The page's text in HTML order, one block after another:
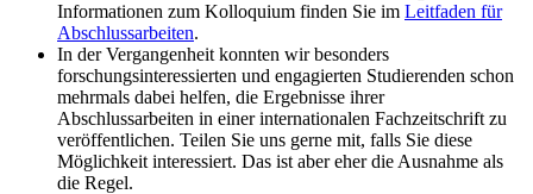
Informationen zum Kolloquium finden Sie im Leitfaden für
Abschlussarbeiten.
In der Vergangenheit konnten wir besonders
forschungsinteressierten und engagierten Studierenden schon
mehrmals dabei helfen, die Ergebnisse ihrer
Abschlussarbeiten in einer internationalen Fachzeitschrift zu
veröffentlichen. Teilen Sie uns gerne mit, falls Sie diese
Möglichkeit interessiert. Das ist aber eher die Ausnahme als
die Regel.